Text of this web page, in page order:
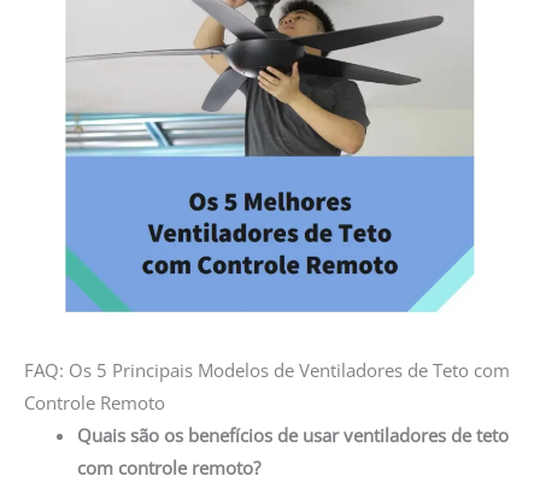
FAQ: Os 5 Principais Modelos de Ventiladores de Teto com
Controle Remoto
Quais são os benefícios de usar ventiladores de teto
com controle remoto?